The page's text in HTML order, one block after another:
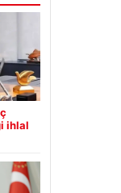
ihlal